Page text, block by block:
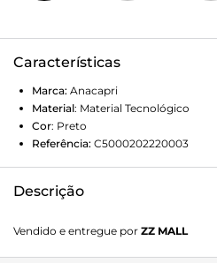
Características
Marca: Anacapri
Material: Material Tecnológico
Cor: Preto
Referência: C5000202220003
Descrição
Vendido e entregue por ZZ MALL